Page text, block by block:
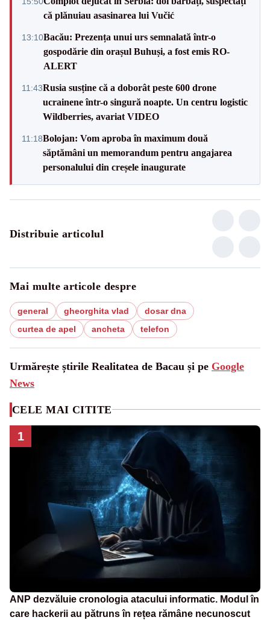
că plănuiau asasinarea lui Vučić
13:10Bacău: Prezența unui urs semnalată într-o
gospodărie din orașul Buhuși, a fost emis RO-
ALERT
11:43Rusia susține că a doborât peste 600 drone
ucrainene într-o singură noapte. Un centru logistic
Wildberries, avariat VIDEO
11:18Bolojan: Vom aproba în maximum două
săptămâni un memorandum pentru angajarea
personalului din creșele inaugurate
Distribuie articolul
Mai multe articole despre
general gheorghita vlad
dosar dna
curtea de apel
ancheta telefon
Urmărește știrile Realitatea de Bacau și pe Google
News
CELE MAI CITITE
1
ANP dezvăluie cronologia atacului informatic. Modul în
care hackerii au pătruns în rețea rămâne necunoscut